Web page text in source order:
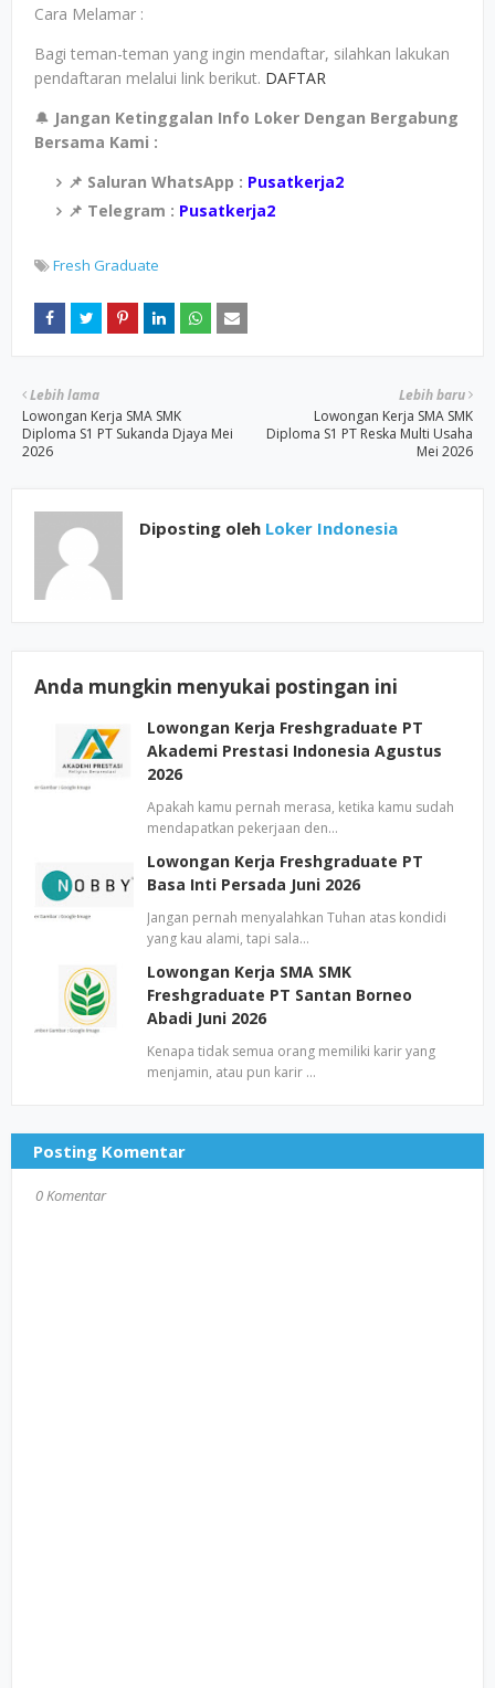
Cara Melamar :
Bagi teman-teman yang ingin mendaftar, silahkan lakukan
pendaftaran melalui link berikut. DAFTAR
🔔 Jangan Ketinggalan Info Loker Dengan Bergabung
Bersama Kami :
📌 Saluran WhatsApp : Pusatkerja2
📌 Telegram : Pusatkerja2
Fresh Graduate
Lebih baru
Lowongan Kerja SMA SMK
Diploma S1 PT Reska Multi Usaha
Mei 2026
Lebih lama
Lowongan Kerja SMA SMK
Diploma S1 PT Sukanda Djaya Mei
2026
Diposting oleh Loker Indonesia
Anda mungkin menyukai postingan ini
Lowongan Kerja Freshgraduate PT
Akademi Prestasi Indonesia Agustus
2026
Apakah kamu pernah merasa, ketika kamu sudah
mendapatkan pekerjaan den…
Lowongan Kerja Freshgraduate PT
Basa Inti Persada Juni 2026
Jangan pernah menyalahkan Tuhan atas kondidi
yang kau alami, tapi sala…
Lowongan Kerja SMA SMK
Freshgraduate PT Santan Borneo
Abadi Juni 2026
Kenapa tidak semua orang memiliki karir yang
menjamin, atau pun karir …
Posting Komentar
0 Komentar